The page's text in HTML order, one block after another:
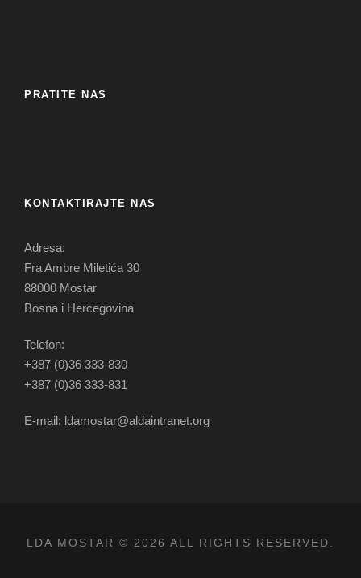
PRATITE NAS
KONTAKTIRAJTE NAS
Adresa:
Fra Ambre Miletića 30
88000 Mostar
Bosna i Hercegovina
Telefon:
+387 (0)36 333-830
+387 (0)36 333-831
E-mail: ldamostar@aldaintranet.org
LDA MOSTAR © 2026 ALL RIGHTS RESERVED.